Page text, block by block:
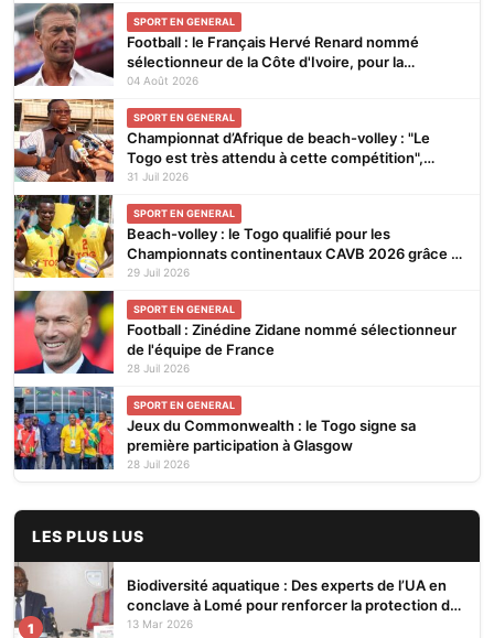
SPORT EN GENERAL
Football : le Français Hervé Renard nommé
sélectionneur de la Côte d'Ivoire, pour la
seconde fois
04 Août 2026
SPORT EN GENERAL
Championnat d’Afrique de beach-volley : "Le
Togo est très attendu à cette compétition",
affirme Noël Tadegnon
31 Juil 2026
SPORT EN GENERAL
Beach-volley : le Togo qualifié pour les
Championnats continentaux CAVB 2026 grâce à
son ranking
29 Juil 2026
SPORT EN GENERAL
Football : Zinédine Zidane nommé sélectionneur
de l'équipe de France
28 Juil 2026
SPORT EN GENERAL
Jeux du Commonwealth : le Togo signe sa
première participation à Glasgow
28 Juil 2026
LES PLUS LUS
1
Biodiversité aquatique : Des experts de l’UA en
conclave à Lomé pour renforcer la protection des
écosystèmes
13 Mar 2026